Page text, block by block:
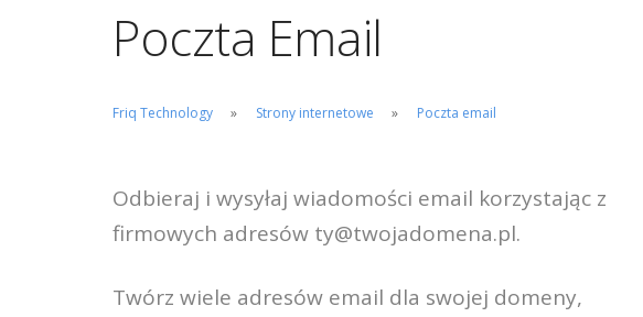
OFERTA SZABLONÓW STRON WWW
Poczta Email
Friq Technology Strony internetowe Poczta email
Odbieraj i wysyłaj wiadomości email korzystając z
firmowych adresów ty@twojadomena.pl.
Twórz wiele adresów email dla swojej domeny,